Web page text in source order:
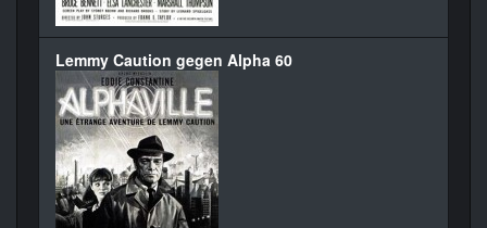
Lemmy Caution gegen Alpha 60